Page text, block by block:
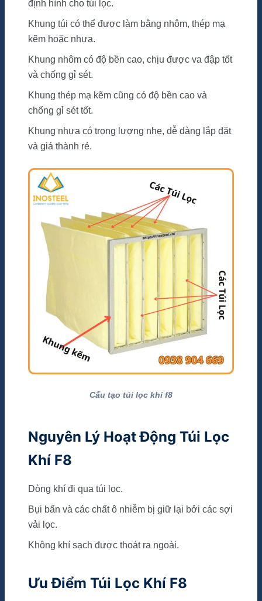
định hình cho túi lọc.
Khung túi có thể được làm bằng nhôm, thép mạ
kẽm hoặc nhựa.
Khung nhôm có độ bền cao, chịu được va đập tốt
và chống gỉ sét.
Khung thép mạ kẽm cũng có độ bền cao và
chống gỉ sét tốt.
Khung nhựa có trọng lượng nhẹ, dễ dàng lắp đặt
và giá thành rẻ.
Cấu tạo túi lọc khí f8
Nguyên Lý Hoạt Động Túi Lọc
Khí F8
Dòng khí đi qua túi lọc.
Bụi bẩn và các chất ô nhiễm bị giữ lại bởi các sợi
vải lọc.
Không khí sạch được thoát ra ngoài.
Ưu Điểm Túi Lọc Khí F8